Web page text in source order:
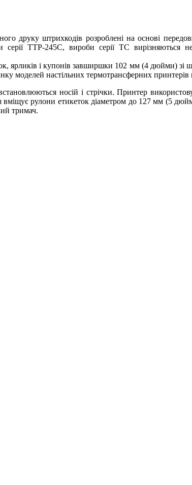
друку штрихкодів розроблені на основі
TTP-245C, вироби серії TC
ярликів і купонів завширшки 102 мм (4 дюйми)
моделей настільних термотрансферних принтерів
носій і стрічки. Принтер
вміщує рулони етикеток діаметром до 127 мм (5
тримач.